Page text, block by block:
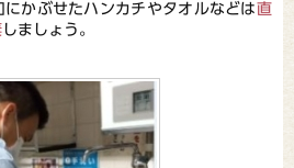
かぶせたハンカチやタオルなどは直
しましょう。